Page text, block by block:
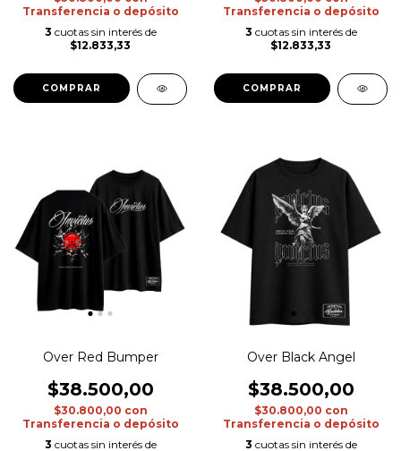
Transferencia o depósito
3 cuotas sin interés de
$12.833,33
COMPRAR
Transferencia o depósito
3 cuotas sin interés de
$12.833,33
COMPRAR
Over Red Bumper
$38.500,00
$30.800,00 con
Transferencia o depósito
3 cuotas sin interés de
Over Black Angel
$38.500,00
$30.800,00 con
Transferencia o depósito
3 cuotas sin interés de